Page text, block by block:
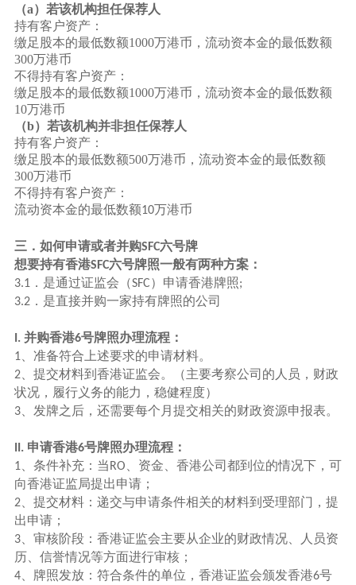
（a）若该机构担任保荐人
持有客户资产：
缴足股本的最低数额1000万港币，流动资本金的最低数额
300万港币
不得持有客户资产：
缴足股本的最低数额1000万港币，流动资本金的最低数额
10万港币
（b）若该机构并非担任保荐人
持有客户资产：
缴足股本的最低数额500万港币，流动资本金的最低数额
300万港币
不得持有客户资产：
流动资本金的最低数额10万港币
三．如何申请或者并购SFC六号牌
想要持有香港SFC六号牌照一般有两种方案：
3.1 ．是通过证监会（SFC）申请香港牌照;
3.2．是直接并购一家持有牌照的公司
I. 并购香港6号牌照办理流程：
1 、准备符合上述要求的申请材料。
2、提交材料到香港证监会。（主要考察公司的人员，财政
状况，履行义务的能力，稳健程度）
3、发牌之后，还需要每个月提交相关的财政资源申报表。
II. 申请香港6号牌照办理流程：
1 、条件补充：当 RO 、资金、香港公司都到位的情况下，可
向香港证监局提出申请；
2、提交材料：递交与申请条件相关的材料到受理部门，提
出申请；
3、审核阶段：香港证监会主要从企业的财政情况、人员资
历、信誉情况等方面进行审核；
4、牌照发放：符合条件的单位，香港证监会颁发香港6号